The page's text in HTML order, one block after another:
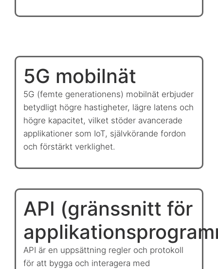
5G mobilnät
5G (femte generationens) mobilnät erbjuder
betydligt högre hastigheter, lägre latens och
högre kapacitet, vilket stöder avancerade
applikationer som IoT, självkörande fordon
och förstärkt verklighet.
API (gränssnitt för
API är en uppsättning regler och protokoll
för att bygga och interagera med